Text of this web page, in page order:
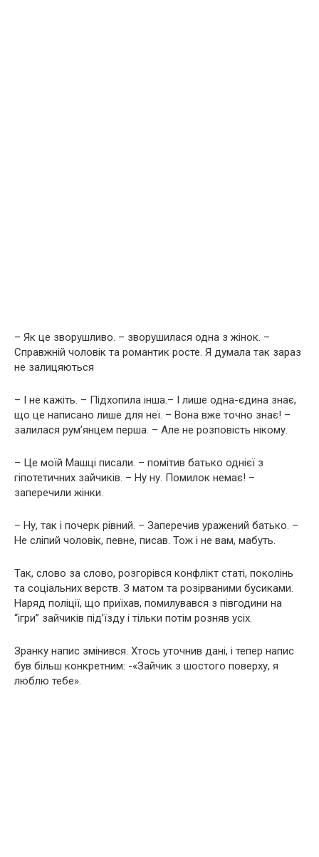
– Як це зворушливо. – зворушилася одна з жінок. –
Справжній чоловік та романтик росте. Я думала так зараз
не залицяються
– І не кажіть. – Підхопила інша.– І лише одна-єдина знає,
що це написано лише для неї. – Вона вже точно знає! –
залилася рум’янцем перша. – Але не розповість нікому.
– Це моїй Машці писали. – помітив батько однієї з
гіпотетичних зайчиків. – Ну ну. Помилок немає! –
заперечили жінки.
– Ну, так і почерк рівний. – Заперечив уражений батько. –
Не сліпий чоловік, певне, писав. Тож і не вам, мабуть.
Так, слово за слово, розгорівся конфлікт статі, поколінь
та соціальних верств. З матом та розірваними бусиками.
Наряд поліції, що приїхав, помилувався з півгодини на
“ігри” зайчиків під’їзду і тільки потім розняв усіх.
Зранку напис змінився. Хтось уточнив дані, і тепер напис
був більш конкретним: -«Зайчик з шостого поверху, я
люблю тебе».